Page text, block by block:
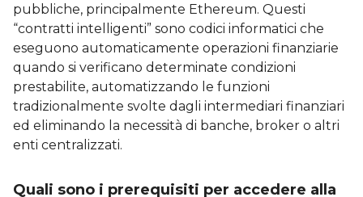
pubbliche, principalmente Ethereum. Questi
“contratti intelligenti” sono codici informatici che
eseguono automaticamente operazioni finanziarie
quando si verificano determinate condizioni
prestabilite, automatizzando le funzioni
tradizionalmente svolte dagli intermediari finanziari
ed eliminando la necessità di banche, broker o altri
enti centralizzati.
Quali sono i prerequisiti per accedere alla